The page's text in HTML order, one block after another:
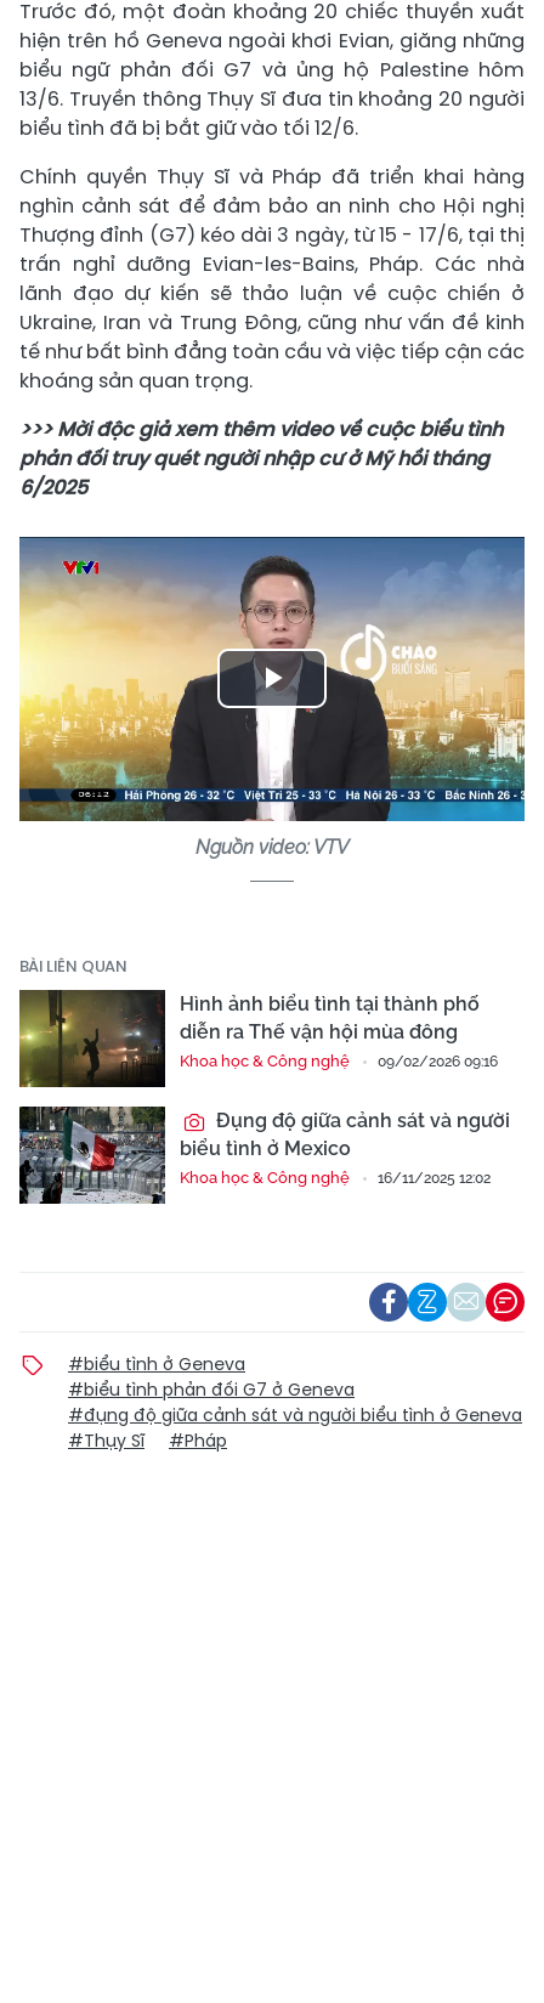
Trước đó, một đoàn khoảng 20 chiếc thuyền xuất
hiện trên hồ Geneva ngoài khơi Evian, giăng những
biểu ngữ phản đối G7 và ủng hộ Palestine hôm
13/6. Truyền thông Thụy Sĩ đưa tin khoảng 20 người
biểu tình đã bị bắt giữ vào tối 12/6.
Chính quyền Thụy Sĩ và Pháp đã triển khai hàng
nghìn cảnh sát để đảm bảo an ninh cho Hội nghị
Thượng đỉnh (G7) kéo dài 3 ngày, từ 15 - 17/6, tại thị
trấn nghỉ dưỡng Evian-les-Bains, Pháp. Các nhà
lãnh đạo dự kiến sẽ thảo luận về cuộc chiến ở
Ukraine, Iran và Trung Đông, cũng như vấn đề kinh
tế như bất bình đẳng toàn cầu và việc tiếp cận các
khoáng sản quan trọng.
>>> Mời độc giả xem thêm video về cuộc biểu tình
phản đối truy quét người nhập cư ở Mỹ hồi tháng
6/2025
Play
Video
Nguồn video: VTV
BÀI LIÊN QUAN
Hình ảnh biểu tình tại thành phố
diễn ra Thế vận hội mùa đông
Khoa học & Công nghệ 09/02/2026 09:16
Đụng độ giữa cảnh sát và người
biểu tình ở Mexico
Khoa học & Công nghệ 16/11/2025 12:02
#biểu tình ở Geneva
#biểu tình phản đối G7 ở Geneva
#đụng độ giữa cảnh sát và người biểu tình ở Geneva
#Thụy Sĩ
#Pháp